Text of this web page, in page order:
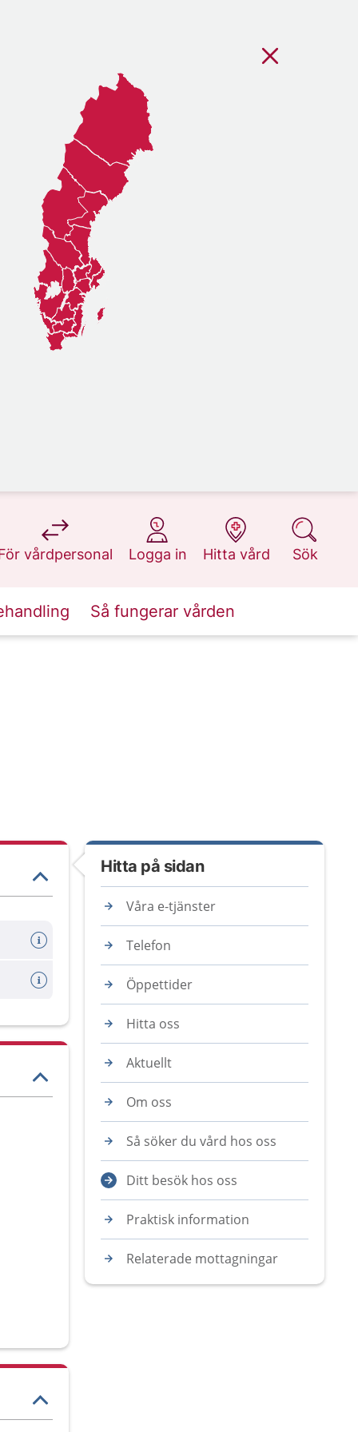
vårdpersonal
på 1177.se
Logga in
på 1177.se
Hitta vård
på 1177.se
Sök
på 1177.se
Så fungerar vården
Hitta på sidan
Våra e-tjänster
Telefon
Öppettider
Hitta oss
Aktuellt
Om oss
Så söker du vård hos oss
Ditt besök hos oss
Praktisk information
Relaterade mottagningar